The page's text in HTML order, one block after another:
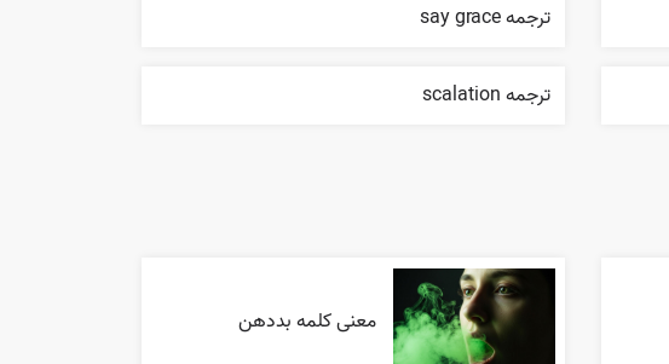
ترجمه say grace
ترجمه scalation
معنی کلمه بددهن